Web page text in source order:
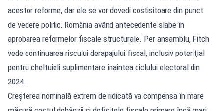
acestor reforme, dar ele se vor dovedi costisitoare din punct
de vedere politic, România având antecedente slabe în
aprobarea reformelor fiscale structurale. Per ansamblu, Fitch
vede continuarea riscului derapajului fiscal, inclusiv potenţial
pentru cheltuieli suplimentare înaintea ciclului electoral din
2024.
Creşterea nominală extrem de ridicată va compensa în mare